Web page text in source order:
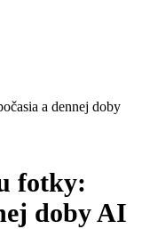
a dennej doby
fotky:
doby AI